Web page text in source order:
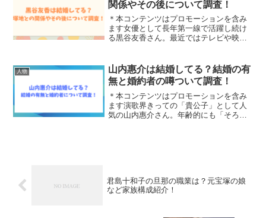
関係やその後について調査！
＊本コンテンツはプロモーションを含み
ます女優として長年第一線で活躍し続け
る黒谷友香さん。最近ではテレビや映画
ます。そんな黒谷さんについて、「結婚
してるの？」「塚地武雅さ...
人物
山内惠介は結婚してる？結婚の有
無と婚約者の噂ついて調査！
＊本コンテンツはプロモーションを含み
ます演歌界きっての「貴公子」として人
気の山内惠介さん。年齢的にも「そろそ
君島十和子の旦那の職業は？元宝塚の娘
など家族構成紹介！